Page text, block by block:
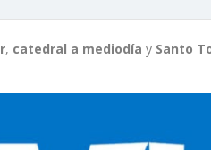
, catedral a mediodía y Santo